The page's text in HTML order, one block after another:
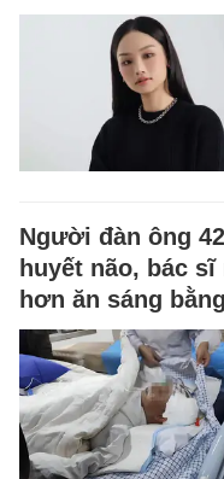
Người đàn ông
huyết não, bác
hơn ăn sáng